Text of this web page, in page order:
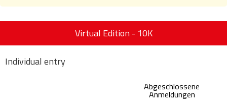
Virtual Edition - 10K
Individual entry
Abgeschlossene
Anmeldungen